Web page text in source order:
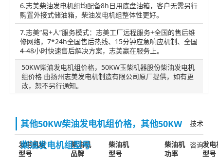
6.志美柴油发电机组均配备8h日用底盘油箱，客户无需另行
购置外接式储油箱，柴油发电机组整体性更好。
7.志美“易+人”服务模式：志美工厂远程服务+全国的售后维
修网络，7*24h全国售后热线、15分钟应急响应机制、全国
4-48小时快速售后解决方案，志美赢在服务上。
50KW柴油发电机组价格，50KW玉柴机器股份柴油发电机
组价格 由扬州志美发电机制造有限公司原厂提供，如有更
改，恕不另行通知。
其他50KW柴油发电机组价格，其他50KW
柴油发电机组型号
技术
咨询
发电机组
型号
柴油机
品牌
柴油机
型号
柴油机
功率
发电
型号